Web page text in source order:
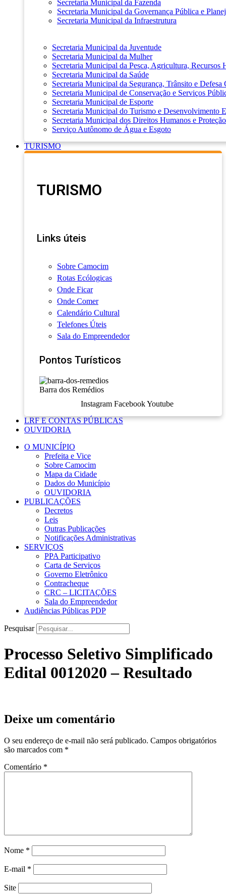
Secretaria Municipal da Fazenda
Secretaria Municipal da Governança Pública e
Secretaria Municipal da Infraestrutura
Secretaria Municipal da Juventude
Secretaria Municipal da Mulher
Secretaria Municipal da Pesca, Agricultura, Recursos
Secretaria Municipal da Saúde
Secretaria Municipal da Segurança, Trânsito e Defesa
Secretaria Municipal de Conservação e Serviços
Secretaria Municipal de Esporte
Secretaria Municipal do Turismo e Desenvolvimento
Secretaria Municipal dos Direitos Humanos e
Serviço Autônomo de Água e Esgoto
TURISMO
TURISMO
Links úteis
Sobre Camocim
Rotas Ecólogicas
Onde Ficar
Onde Comer
Calendário Cultural
Telefones Úteis
Sala do Empreendedor
Pontos Turísticos
Barra dos Remédios
Instagram Facebook Youtube
LRF E CONTAS PÚBLICAS
OUVIDORIA
O MUNICÍPIO
Prefeita e Vice
Sobre Camocim
Mapa da Cidade
Dados do Município
OUVIDORIA
PUBLICAÇÕES
Decretos
Leis
Outras Publicações
Notificações Administrativas
SERVIÇOS
PPA Participativo
Carta de Serviços
Governo Eletrônico
Contracheque
CRC – LICITAÇÕES
Sala do Empreendedor
Audiências Públicas PDP
Pesquisar
Processo Seletivo Simplificado
Edital 0012020 – Resultado
Deixe um comentário
O seu endereço de e-mail não será publicado. Campos obrigatórios
são marcados com *
Comentário *
Nome *
E-mail *
Site